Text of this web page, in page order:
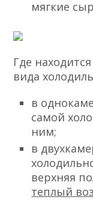
мягкие
Где
вида
в
самой
ним;
в
верхняя
теплый